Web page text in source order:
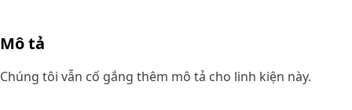
Mô tả
Chúng tôi vẫn cố gắng thêm mô tả cho linh kiện này.